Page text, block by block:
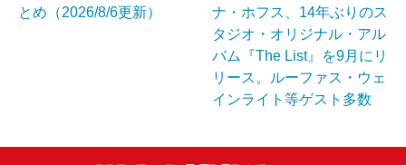
とめ（2026/8/6更新）
ナ・ホフス、14年ぶりのス
タジオ・オリジナル・アル
バム『The List』を9月にリ
リース。ルーファス・ウェ
インライト等ゲスト多数